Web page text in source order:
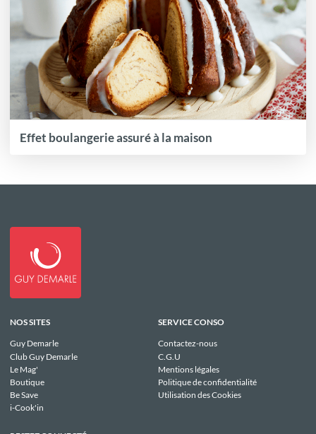
Effet boulangerie assuré à la maison
NOS SITES
Guy Demarle
Club Guy Demarle
Le Mag'
Boutique
Be Save
i-Cook'in
SERVICE CONSO
Contactez-nous
C.G.U
Mentions légales
Politique de confidentialité
Utilisation des Cookies